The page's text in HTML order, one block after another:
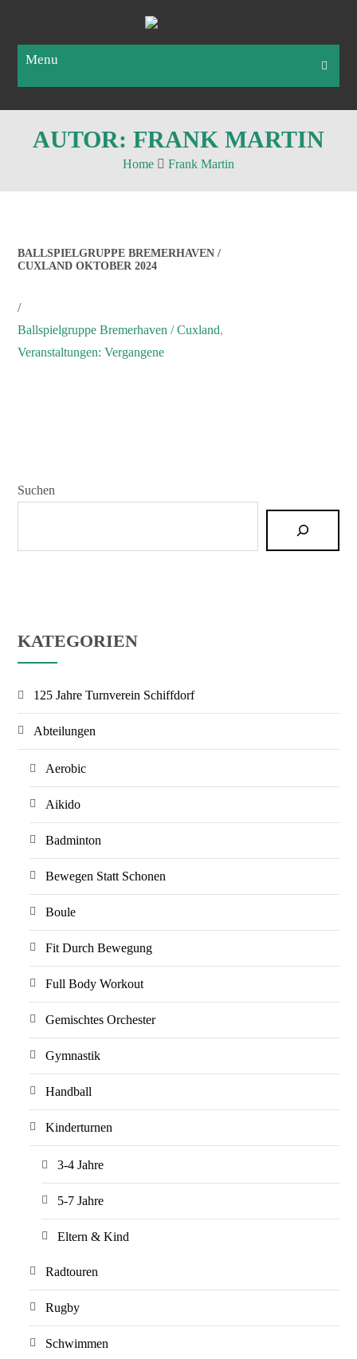
Menu
AUTOR: FRANK MARTIN
Home Frank Martin
BALLSPIELGRUPPE BREMERHAVEN /
CUXLAND OKTOBER 2024
/
Ballspielgruppe Bremerhaven / Cuxland,
Veranstaltungen: Vergangene
Suchen
KATEGORIEN
125 Jahre Turnverein Schiffdorf
Abteilungen
Aerobic
Aikido
Badminton
Bewegen Statt Schonen
Boule
Fit Durch Bewegung
Full Body Workout
Gemischtes Orchester
Gymnastik
Handball
Kinderturnen
3-4 Jahre
5-7 Jahre
Eltern & Kind
Radtouren
Rugby
Schwimmen